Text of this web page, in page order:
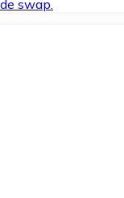
swap.